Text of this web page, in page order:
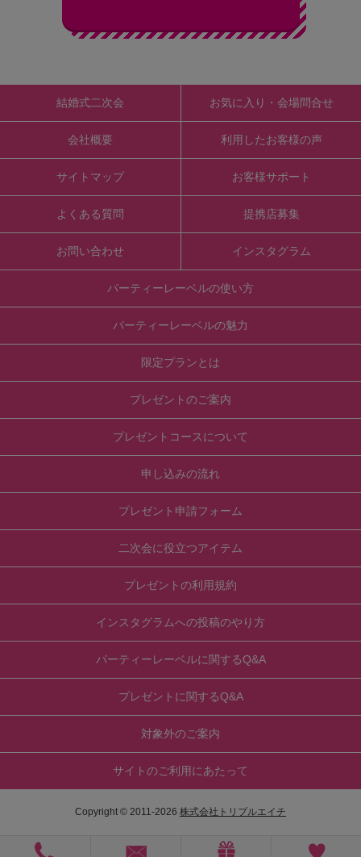
結婚式二次会
会社概要
サイトマップ
よくある質問
お問い合わせ
お気に入り・会場問合せ
利用したお客様の声
お客様サポート
提携店募集
インスタグラム
パーティーレーベルの使い方
パーティーレーベルの魅力
限定プランとは
プレゼントのご案内
プレゼントコースについて
申し込みの流れ
プレゼント申請フォーム
二次会に役立つアイテム
プレゼントの利用規約
インスタグラムへの投稿のやり方
パーティーレーベルに関するQ&A
プレゼントに関するQ&A
対象外のご案内
サイトのご利用にあたって
Copyright © 2011-2026 株式会社トリプルエイチ